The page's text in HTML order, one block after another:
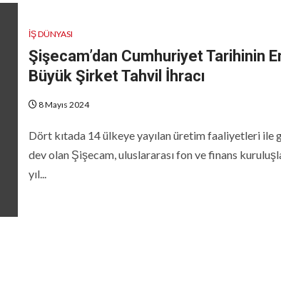
İŞ DÜNYASI
Şişecam’dan Cumhuriyet Tarihinin
Büyük Şirket Tahvil İhracı
8 Mayıs 2024
Dört kıtada 14 ülkeye yayılan üretim faaliyetleri ile
dev olan Şişecam, uluslararası fon ve finans
yıl...